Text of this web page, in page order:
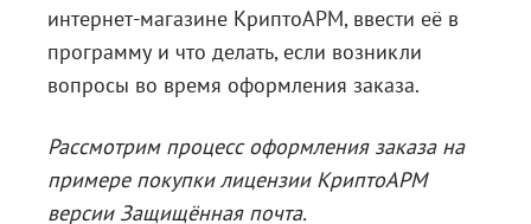
Документация
Полная версия сайта
интернет-магазине КриптоАРМ, ввести её в
программу и что делать, если возникли
вопросы во время оформления заказа.
Рассмотрим процесс оформления заказа на
примере покупки лицензии КриптоАРМ
версии Защищённая почта.